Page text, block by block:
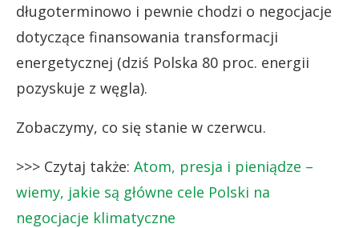
długoterminowo i pewnie chodzi o negocjacje
dotyczące finansowania transformacji
energetycznej (dziś Polska 80 proc. energii
pozyskuje z węgla).
Zobaczymy, co się stanie w czerwcu.
>>> Czytaj także: Atom, presja i pieniądze –
wiemy, jakie są główne cele Polski na
negocjacje klimatyczne